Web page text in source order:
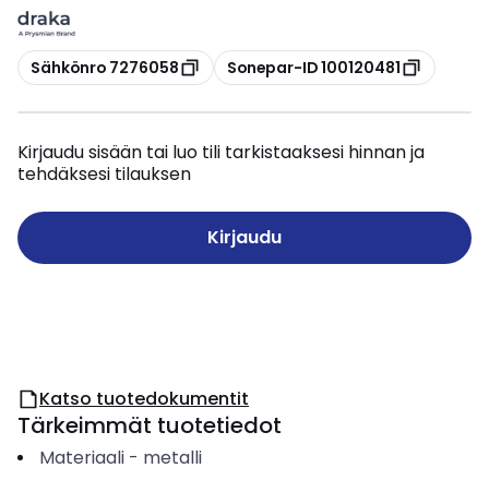
Kopioi
Sähkönro 7276058 Kopioi
Sonepar-ID 100120481
Kirjaudu sisään tai luo tili tarkistaaksesi hinnan ja
tehdäksesi tilauksen
Kirjaudu
Katso tuotedokumentit
Tärkeimmät tuotetiedot
Materiaali- metalli